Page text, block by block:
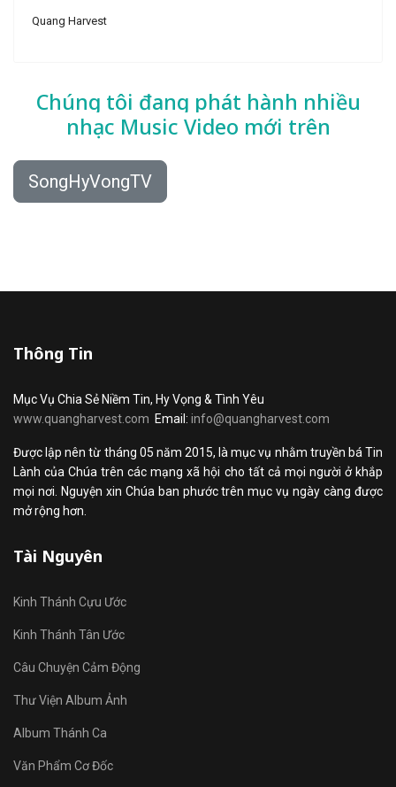
Quang Harvest
Chúng tôi đang phát hành nhiều
nhạc Music Video mới trên
SongHyVongTV
Thông Tin
Mục Vụ Chia Sẻ Niềm Tin, Hy Vọng & Tình Yêu
www.quangharvest.com Email: info@quangharvest.com
Được lập nên từ tháng 05 năm 2015, là mục vụ nhằm truyền bá Tin
Lành của Chúa trên các mạng xã hội cho tất cả mọi người ở khắp
mọi nơi. Nguyện xin Chúa ban phước trên mục vụ ngày càng được
mở rộng hơn.
Tài Nguyên
Kinh Thánh Cựu Ước
Kinh Thánh Tân Ước
Câu Chuyện Cảm Động
Thư Viện Album Ảnh
Album Thánh Ca
Văn Phẩm Cơ Đốc